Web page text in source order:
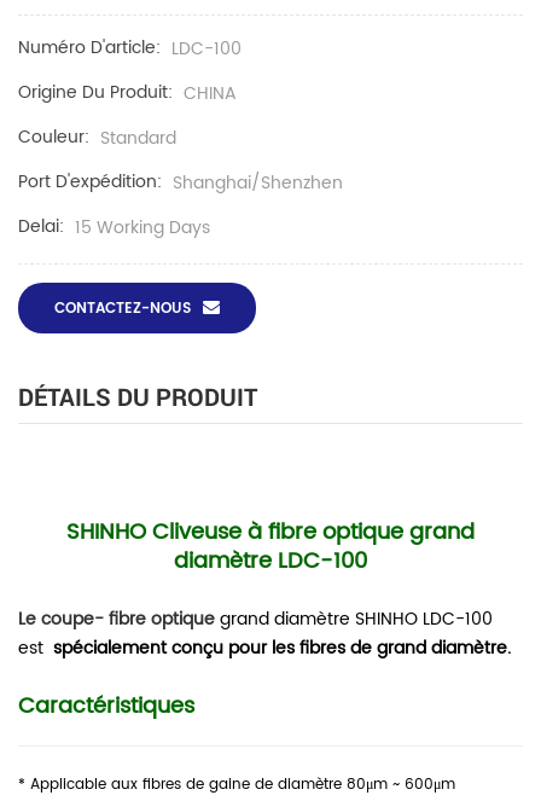
Numéro D'article: LDC-100
Origine Du Produit: CHINA
Couleur: Standard
Port D'expédition: Shanghai/Shenzhen
Delai: 15 Working Days
CONTACTEZ-NOUS
DÉTAILS DU PRODUIT
SHINHOCliveuse à fibre optique grand
diamètre LDC-100
Le coupe- fibre optiquegrand diamètre SHINHO LDC-100
est spécialement conçu pour les fibres de grand diamètre.
Caractéristiques
* Applicable aux fibres de gaine de diamètre 80μm ~ 600μm